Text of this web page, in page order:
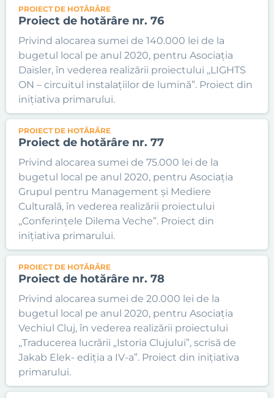
PROIECT DE HOTĂRÂRE
Proiect de hotărâre nr. 76
Privind alocarea sumei de 140.000 lei de la
bugetul local pe anul 2020, pentru Asociația
Daisler, în vederea realizării proiectului ,,LIGHTS
ON – circuitul instalațiilor de lumină”. Proiect din
inițiativa primarului.
PROIECT DE HOTĂRÂRE
Proiect de hotărâre nr. 77
Privind alocarea sumei de 75.000 lei de la
bugetul local pe anul 2020, pentru Asociația
Grupul pentru Management și Mediere
Culturală, în vederea realizării proiectului
,,Conferințele Dilema Veche”. Proiect din
inițiativa primarului.
PROIECT DE HOTĂRÂRE
Proiect de hotărâre nr. 78
Privind alocarea sumei de 20.000 lei de la
bugetul local pe anul 2020, pentru Asociația
Vechiul Cluj, în vederea realizării proiectului
,,Traducerea lucrării „Istoria Clujului”, scrisă de
Jakab Elek- ediția a IV-a”. Proiect din inițiativa
primarului.